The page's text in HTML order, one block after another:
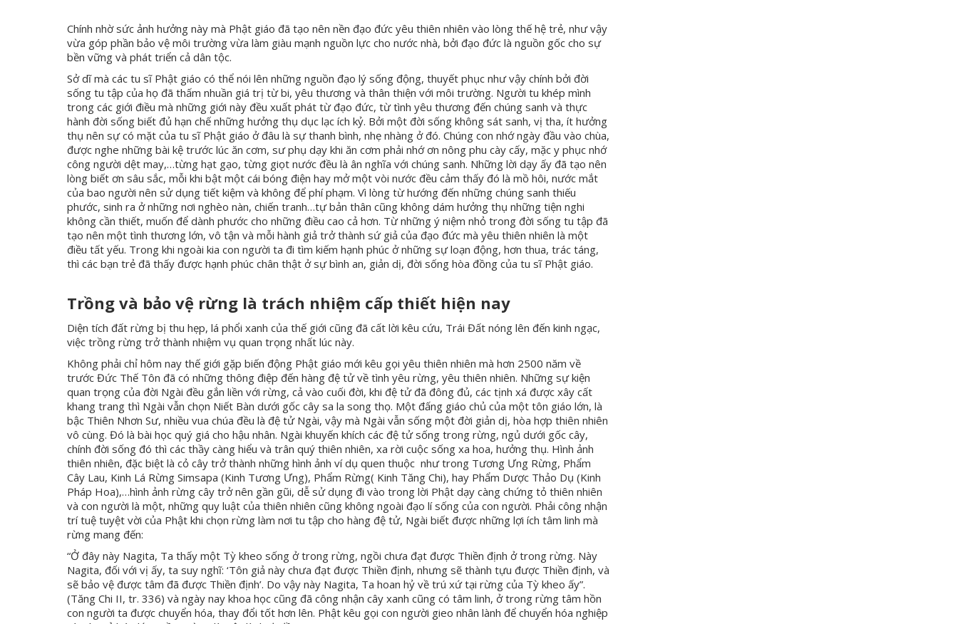
Chính nhờ sức ảnh hưởng này mà Phật giáo đã tạo nên nền đạo đức yêu thiên nhiên vào lòng thế hệ trẻ, như vậy
vừa góp phần bảo vệ môi trường vừa làm giàu mạnh nguồn lực cho nước nhà, bởi đạo đức là nguồn gốc cho sự
bền vững và phát triển cả dân tộc.
Sở dĩ mà các tu sĩ Phật giáo có thể nói lên những nguồn đạo lý sống động, thuyết phục như vậy chính bởi đời
sống tu tập của họ đã thấm nhuần giá trị từ bi, yêu thương và thân thiện với môi trường. Người tu khép mình
trong các giới điều mà những giới này đều xuất phát từ đạo đức, từ tình yêu thương đến chúng sanh và thực
hành đời sống biết đủ hạn chế những hưởng thụ dục lạc ích kỷ. Bởi một đời sống không sát sanh, vị tha, ít hưởng
thụ nên sự có mặt của tu sĩ Phật giáo ở đâu là sự thanh bình, nhẹ nhàng ở đó. Chúng con nhớ ngày đầu vào chùa,
được nghe những bài kệ trước lúc ăn cơm, sư phụ dạy khi ăn cơm phải nhớ ơn nông phu cày cấy, mặc y phục nhớ
công người dệt may,…từng hạt gạo, từng giọt nước đều là ân nghĩa với chúng sanh. Những lời dạy ấy đã tạo nên
lòng biết ơn sâu sắc, mỗi khi bật một cái bóng điện hay mở một vòi nước đều cảm thấy đó là mồ hôi, nước mắt
của bao người nên sử dụng tiết kiệm và không để phí phạm. Vì lòng từ hướng đến những chúng sanh thiếu
phước, sinh ra ở những nơi nghèo nàn, chiến tranh…tự bản thân cũng không dám hưởng thụ những tiện nghi
không cần thiết, muốn để dành phước cho những điều cao cả hơn. Từ những ý niệm nhỏ trong đời sống tu tập đã
tạo nên một tình thương lớn, vô tận và mỗi hành giả trở thành sứ giả của đạo đức mà yêu thiên nhiên là một
điều tất yếu. Trong khi ngoài kia con người ta đi tìm kiếm hạnh phúc ở những sự loạn động, hơn thua, trác táng,
thì các bạn trẻ đã thấy được hạnh phúc chân thật ở sự bình an, giản dị, đời sống hòa đồng của tu sĩ Phật giáo.
Trồng và bảo vệ rừng là trách nhiệm cấp thiết hiện nay
Diện tích đất rừng bị thu hẹp, lá phổi xanh của thế giới cũng đã cất lời kêu cứu, Trái Đất nóng lên đến kinh ngạc,
việc trồng rừng trở thành nhiệm vụ quan trọng nhất lúc này.
Không phải chỉ hôm nay thế giới gặp biến động Phật giáo mới kêu gọi yêu thiên nhiên mà hơn 2500 năm về
trước Đức Thế Tôn đã có những thông điệp đến hàng đệ tử về tình yêu rừng, yêu thiên nhiên. Những sự kiện
quan trọng của đời Ngài đều gắn liền với rừng, cả vào cuối đời, khi đệ tử đã đông đủ, các tịnh xá được xây cất
khang trang thì Ngài vẫn chọn Niết Bàn dưới gốc cây sa la song thọ. Một đấng giáo chủ của một tôn giáo lớn, là
bậc Thiên Nhơn Sư, nhiều vua chúa đều là đệ tử Ngài, vậy mà Ngài vẫn sống một đời giản dị, hòa hợp thiên nhiên
vô cùng. Đó là bài học quý giá cho hậu nhân. Ngài khuyến khích các đệ tử sống trong rừng, ngủ dưới gốc cây,
chính đời sống đó thì các thầy càng hiểu và trân quý thiên nhiên, xa rời cuộc sống xa hoa, hưởng thụ. Hình ảnh
thiên nhiên, đặc biệt là cỏ cây trở thành những hình ảnh ví dụ quen thuộc như trong Tương Ưng Rừng, Phẩm
Cây Lau, Kinh Lá Rừng Simsapa (Kinh Tương Ưng), Phẩm Rừng( Kinh Tăng Chi), hay Phẩm Dược Thảo Dụ (Kinh
Pháp Hoa),…hình ảnh rừng cây trở nên gần gũi, dễ sử dụng đi vào trong lời Phật dạy càng chứng tỏ thiên nhiên
và con người là một, những quy luật của thiên nhiên cũng không ngoài đạo lí sống của con người. Phải công nhận
trí tuệ tuyệt vời của Phật khi chọn rừng làm nơi tu tập cho hàng đệ tử, Ngài biết được những lợi ích tâm linh mà
rừng mang đến:
“Ở đây này Nagita, Ta thấy một Tỳ kheo sống ở trong rừng, ngồi chưa đạt được Thiền định ở trong rừng. Này
Nagita, đối với vị ấy, ta suy nghĩ: ‘Tôn giả này chưa đạt được Thiền định, nhưng sẽ thành tựu được Thiền định, và
sẽ bảo vệ được tâm đã được Thiền định’. Do vậy này Nagita, Ta hoan hỷ về trú xứ tại rừng của Tỳ kheo ấy”.
(Tăng Chi II, tr. 336) và ngày nay khoa học cũng đã công nhận cây xanh cũng có tâm linh, ở trong rừng tâm hồn
con người ta được chuyển hóa, thay đổi tốt hơn lên. Phật kêu gọi con người gieo nhân lành để chuyển hóa nghiệp